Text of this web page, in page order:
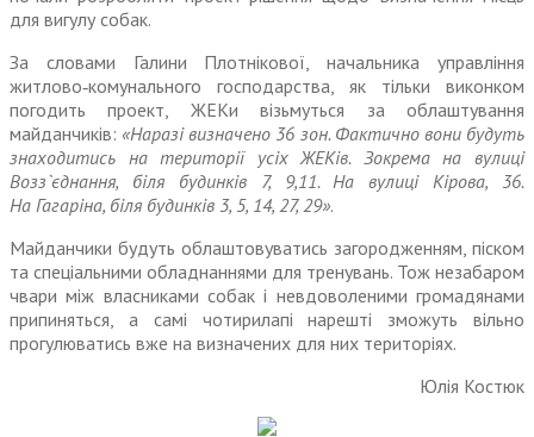
для вигулу собак.
За словами Галини Плотнікової, начальника управління
житлово‑комунального господарства, як тільки виконком
погодить проект, ЖЕКи візьмуться за облаштування
майданчиків: «Наразі визначено 36 зон. Фактично вони будуть
знаходитись на території усіх ЖЕКів. Зокрема на вулиці
Возз`єднання, біля будинків 7, 9,11. На вулиці Кірова, 36.
На Гагаріна, біля будинків 3, 5, 14, 27, 29».
Майданчики будуть облаштовуватись загородженням, піском
та спеціальними обладнаннями для тренувань. Тож незабаром
чвари між власниками собак і невдоволеними громадянами
припиняться, а самі чотирилапі нарешті зможуть вільно
прогулюватись вже на визначених для них територіях.
Юлія Костюк